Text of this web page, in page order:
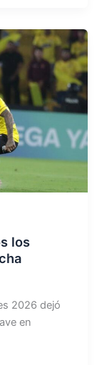
los
2026 dejó
en